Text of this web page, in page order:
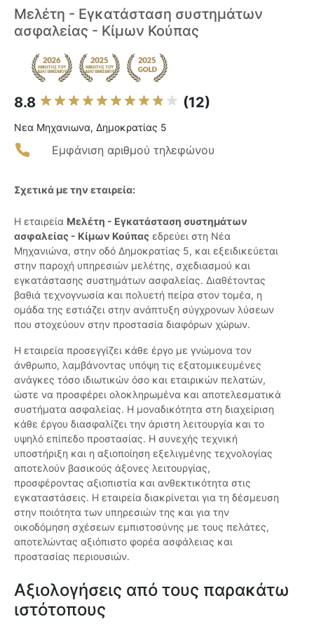
Μελέτη - Εγκατάσταση συστημάτων
ασφαλείας - Κίμων Κούπας
8.8 (12)
Νεα Μηχανιωνα, Δημοκρατίας 5
Εμφάνιση αριθμού τηλεφώνου
Σχετικά με την εταιρεία:
Η εταιρεία Μελέτη - Εγκατάσταση συστημάτων
ασφαλείας - Κίμων Κούπας εδρεύει στη Νέα
Μηχανιώνα, στην οδό Δημοκρατίας 5, και εξειδικεύεται
στην παροχή υπηρεσιών μελέτης, σχεδιασμού και
εγκατάστασης συστημάτων ασφαλείας. Διαθέτοντας
βαθιά τεχνογνωσία και πολυετή πείρα στον τομέα, η
ομάδα της εστιάζει στην ανάπτυξη σύγχρονων λύσεων
που στοχεύουν στην προστασία διαφόρων χώρων.
Η εταιρεία προσεγγίζει κάθε έργο με γνώμονα τον
άνθρωπο, λαμβάνοντας υπόψη τις εξατομικευμένες
ανάγκες τόσο ιδιωτικών όσο και εταιρικών πελατών,
ώστε να προσφέρει ολοκληρωμένα και αποτελεσματικά
συστήματα ασφαλείας. Η μοναδικότητα στη διαχείριση
κάθε έργου διασφαλίζει την άριστη λειτουργία και το
υψηλό επίπεδο προστασίας. Η συνεχής τεχνική
υποστήριξη και η αξιοποίηση εξελιγμένης τεχνολογίας
αποτελούν βασικούς άξονες λειτουργίας,
προσφέροντας αξιοπιστία και ανθεκτικότητα στις
εγκαταστάσεις. Η εταιρεία διακρίνεται για τη δέσμευση
στην ποιότητα των υπηρεσιών της και για την
οικοδόμηση σχέσεων εμπιστοσύνης με τους πελάτες,
αποτελώντας αξιόπιστο φορέα ασφάλειας και
προστασίας περιουσιών.
Αξιολογήσεις από τους παρακάτω
ιστότοπους